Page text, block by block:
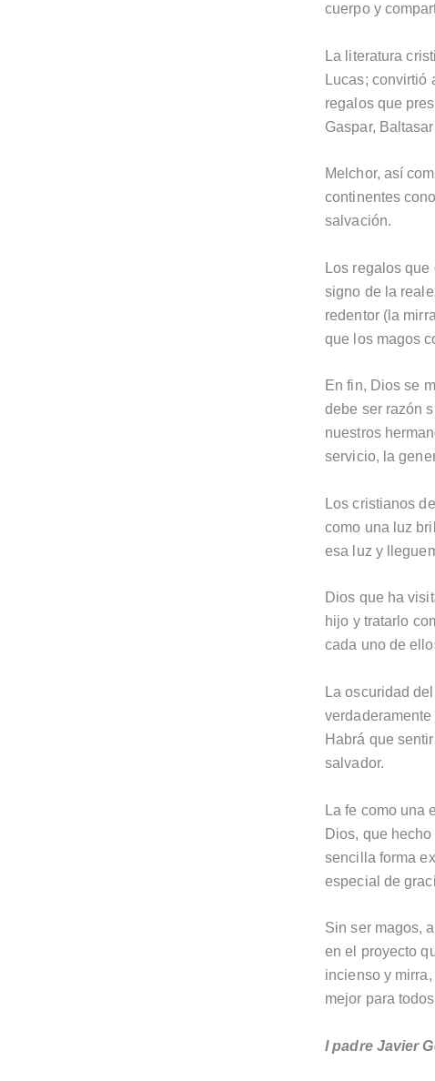
cuerpo y
La literatura
Lucas; convirtió
regalos que
Gaspar,
Melchor, así
continentes
salvación.
Los regalos
signo de la
redentor (la
que los magos
En fin, Dios se
debe ser razón
nuestros
servicio, la
Los cristianos
como una luz
esa luz y
Dios que ha
hijo y tratarlo
cada uno de
La oscuridad
Habrá que
salvador.
La fe como una
Dios, que
sencilla forma
especial de
Sin ser magos,
en el proyecto
incienso y
mejor para
l padre Javier